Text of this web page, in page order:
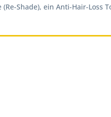
Shade), ein Anti-Hair-